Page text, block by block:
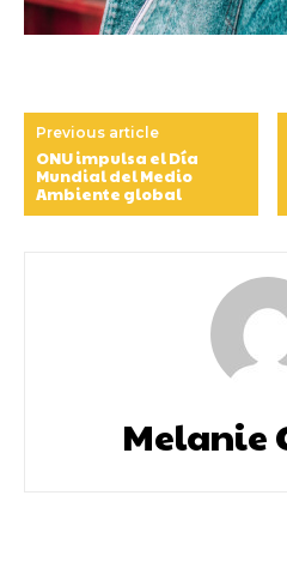
Previous article
ONU impulsa el Día
Mundial del Medio
Ambiente global
Melanie